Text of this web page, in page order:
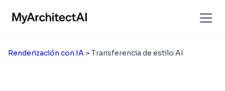
Renderización con IA > Transferencia de estilo AI